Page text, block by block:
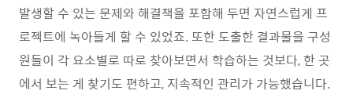
발생할 수 있는 문제와 해결책을 포함해 두면 자연스럽게 프
로젝트에 녹아들게 할 수 있었죠. 또한 도출한 결과물을 구성
원들이 각 요소별로 따로 찾아보면서 학습하는 것보다, 한 곳
에서 보는 게 찾기도 편하고, 지속적인 관리가 가능했습니다.